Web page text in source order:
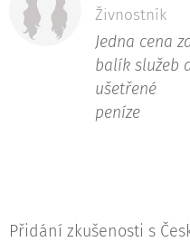
Živnostník
Jedna cena
balík služeb
ušetřené
peníze
Přidání zkušenosti s